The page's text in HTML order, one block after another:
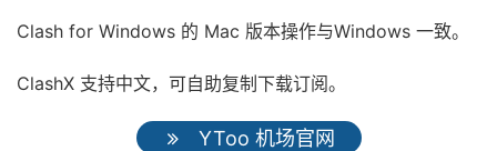
Clash for Windows 的 Mac 版本操作与Windows 一致。
ClashX 支持中文，可自助复制下载订阅。
YToo 机场官网